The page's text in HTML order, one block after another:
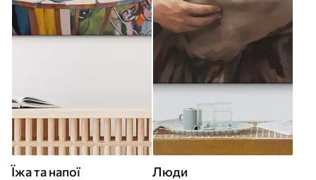
Їжа та напої Люди